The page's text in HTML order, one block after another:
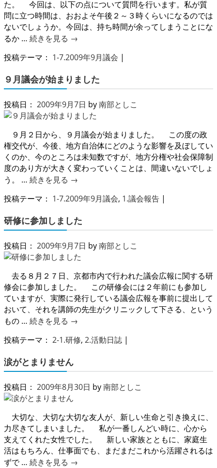
た。 今回は、以下の点について質問を行います。私が質
問に立つ時間は、おおよそ午後２～３時くらいになるのでは
ないでしょうか。今回は、持ち時間が余ってしまうことにな
るか … 続きを見る →
投稿テーマ： 1-7.2009年9月議会 |
９月議会が始まりました
投稿日： 2009年9月7日 by南部としこ
９月２日から、９月議会が始まりました。 この度の政
権交代が、今後、地方自治体にどのような影響を及ぼしてい
くのか、今のところは未知数ですが、地方分権や社会保障制
度のあり方が大きく変わっていくことは、間違いないでしょ
う。 … 続きを見る →
投稿テーマ： 1-7.2009年9月議会, 1.議会報告 |
研修に参加しました
投稿日： 2009年9月7日 by南部としこ
去る８月２７日、京都市内で行われた議会広報に関する研
修会に参加しました。 この研修会には２年前にも参加し
ていますが、実際に発行している議会広報を事前に提出して
おいて、それを講師の先生がクリニックして下さる、という
もの … 続きを見る →
投稿テーマ： 2-1.研修, 2.活動日誌 |
涙がとまりません
投稿日： 2009年8月30日 by南部としこ
大切な、大切な大切な友人が、新しい生命と引き換えに、
力尽きてしまいました。 私が一番しんどい時に、心から
支えてくれた女性でした。 新しい家族とともに、家庭生
活はもちろん、仕事面でも、まだまだこれから活躍されるは
ずで … 続きを見る →